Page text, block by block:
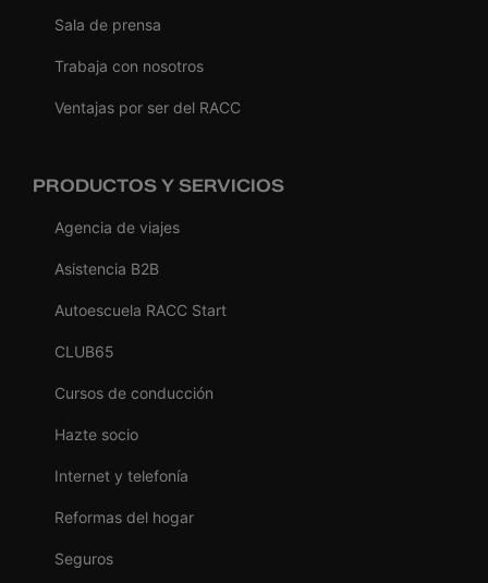
Sala de prensa
Trabaja con nosotros
Ventajas por ser del RACC
PRODUCTOS Y SERVICIOS
Agencia de viajes
Asistencia B2B
Autoescuela RACC Start
CLUB65
Cursos de conducción
Hazte socio
Internet y telefonía
Reformas del hogar
Seguros